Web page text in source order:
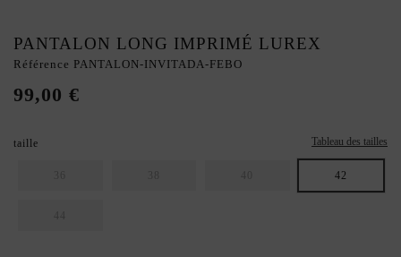
PANTALON LONG IMPRIMÉ LUREX
Référence PANTALON-INVITADA-FEBO
99,00 €
taille Tableau des tailles
42